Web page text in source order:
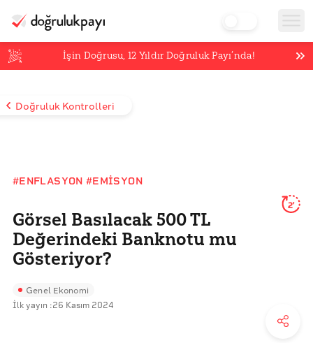
İşin Doğrusu,12 Yıldır Doğruluk Payı’nda!
Doğruluk Kontrolleri
#ENFLASYON #EMISYON
Görsel Basılacak 500 TL
Değerindeki Banknotu mu
Gösteriyor?
2'
Genel Ekonomi
İlk yayın :26 Kasım 2024